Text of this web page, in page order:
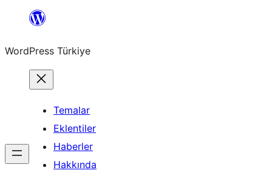
İçeriğe
WordPress Türkiye
Temalar
Eklentiler
Haberler
Hakkında